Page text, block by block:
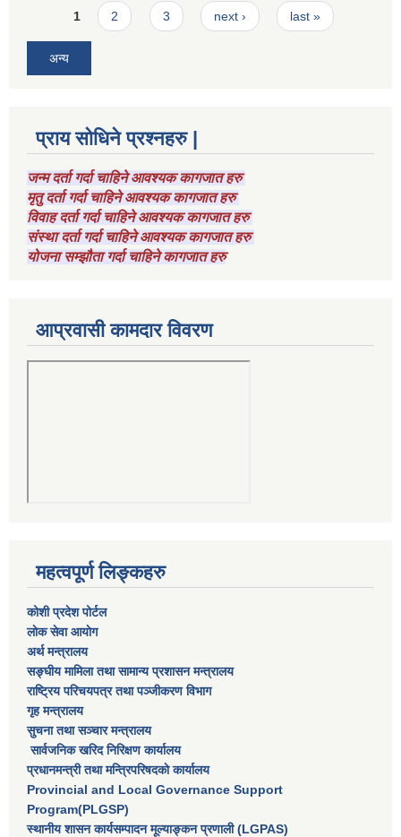
Pages
1 2 3 next › last »
अन्य
प्राय सोधिने प्रश्नहरु |
जन्म दर्ता गर्दा चाहिने आवश्यक कागजात हरु
मृतु दर्ता गर्दा चाहिने आवश्यक कागजात हरु
विवाह दर्ता गर्दा चाहिने आवश्यक कागजात हरु
संस्था दर्ता गर्दा चाहिने आवश्यक कागजात हरु
योजना सम्झौता गर्दा चाहिने कागजात हरु
आप्रवासी कामदार विवरण
महत्वपूर्ण लिङ्कहरु
कोशी प्रदेश पोर्टल
लाेक सेवा आयाेग
अर्थ मन्त्रालय
सङ्घीय मामिला तथा सामान्य प्रशासन मन्त्रालय
राष्‍ट्रिय परिचयपत्र तथा पञ्‍जीकरण विभाग
गृह मन्त्रालय
सुचना तथा सञ्चार मन्त्रालय
सार्वजनिक खरिद निरिक्षण कार्यालय
प्रधानमन्त्री तथा मन्त्रिपरिषदकाे कार्यालय
Provincial and Local Governance Support
Program(PLGSP)
स्थानीय शासन कार्यसम्पादन मूल्याङ्कन प्रणाली (LGPAS)